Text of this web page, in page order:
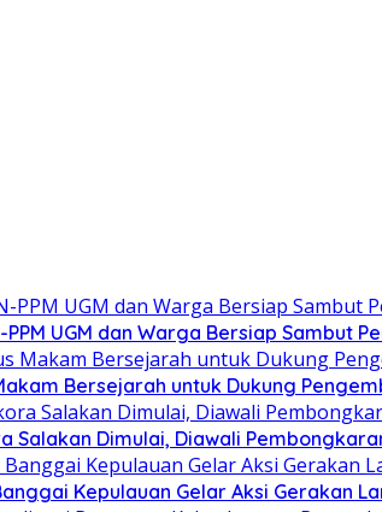
UGM dan Warga Bersiap Sambut
Bersejarah untuk Dukung
Salakan Dimulai, Diawali
Kepulauan Gelar Aksi Gerakan